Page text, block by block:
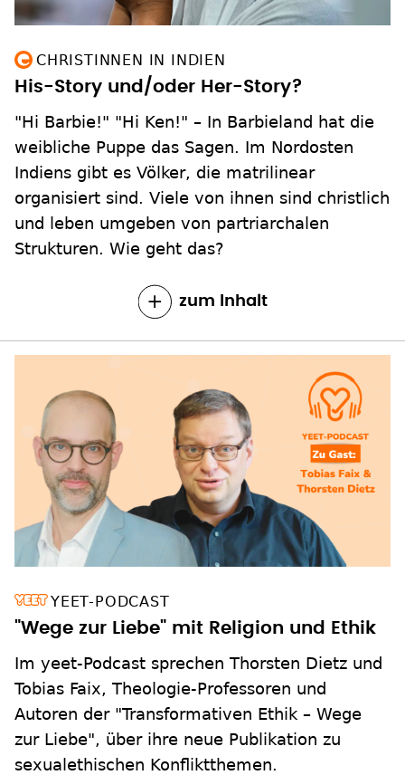
CHRISTINNEN IN INDIEN
His-Story und/oder Her-Story?
"Hi Barbie!" "Hi Ken!" – In Barbieland hat die
weibliche Puppe das Sagen. Im Nordosten
Indiens gibt es Völker, die matrilinear
organisiert sind. Viele von ihnen sind christlich
und leben umgeben von partriarchalen
Strukturen. Wie geht das?
zum Inhalt
YEET-PODCAST
"Wege zur Liebe" mit Religion und Ethik
Im yeet-Podcast sprechen Thorsten Dietz und
Tobias Faix, Theologie-Professoren und
Autoren der "Transformativen Ethik – Wege
zur Liebe", über ihre neue Publikation zu
sexualethischen Konfliktthemen.